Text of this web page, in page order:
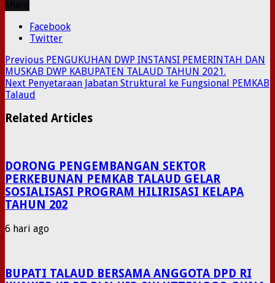
Facebook
Twitter
Previous PENGUKUHAN DWP INSTANSI PEMERINTAH DAN
MUSKAB DWP KABUPATEN TALAUD TAHUN 2021.
Next Penyetaraan Jabatan Struktural ke Fungsional PEMKAB
Talaud
Related Articles
DORONG PENGEMBANGAN SEKTOR
PERKEBUNAN PEMKAB TALAUD GELAR
SOSIALISASI PROGRAM HILIRISASI KELAPA
TAHUN 202
6 hari ago
BUPATI TALAUD BERSAMA ANGGOTA DPD RI